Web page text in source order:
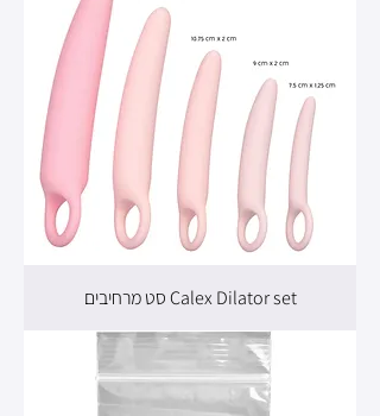
Calex Dilator set סט מרחיבים